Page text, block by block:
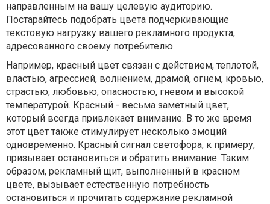
направленным на вашу целевую аудиторию.
Постарайтесь подобрать цвета подчеркивающие
текстовую нагрузку вашего рекламного продукта,
адресованного своему потребителю.
Например, красный цвет связан с действием, теплотой,
властью, агрессией, волнением, драмой, огнем, кровью,
страстью, любовью, опасностью, гневом и высокой
температурой. Красный - весьма заметный цвет,
который всегда привлекает внимание. В то же время
этот цвет также стимулирует несколько эмоций
одновременно. Красный сигнал светофора, к примеру,
призывает остановиться и обратить внимание. Таким
образом, рекламный щит, выполненный в красном
цвете, вызывает естественную потребность
остановиться и прочитать содержание рекламной